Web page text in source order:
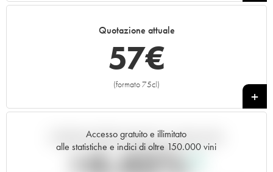
Quotazione attuale
57€
(formato 75cl)
+
Accesso gratuito e illimitato
alle statistiche e indici di oltre 150.000 vini
Andamento della quotazione in tempo reale